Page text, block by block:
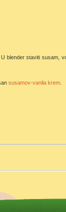
blender staviti susam,
susamov-vanila krem